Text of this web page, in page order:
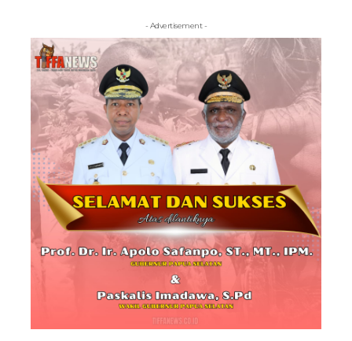
- Advertisement -